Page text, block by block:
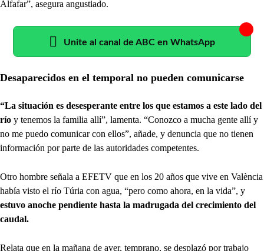
Alfafar”, asegura angustiado.
Unite al canal de ABC en WhatsApp
Desaparecidos en el temporal no pueden comunicarse
“La situación es desesperante entre los que estamos a este lado del
río y tenemos la familia allí”, lamenta. “Conozco a mucha gente allí y
no me puedo comunicar con ellos”, añade, y denuncia que no tienen
información por parte de las autoridades competentes.
Otro hombre señala a EFETV que en los 20 años que vive en València
había visto el río Túria con agua, “pero como ahora, en la vida”, y
estuvo anoche pendiente hasta la madrugada del crecimiento del
caudal.
Relata que en la mañana de ayer, temprano, se desplazó por trabajo